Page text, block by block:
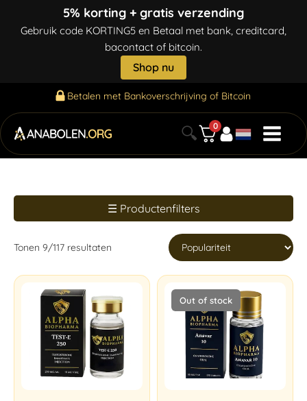
5% korting + gratis verzending
Gebruik code KORTING5 en Betaal met bank, creditcard,
bacontact of bitcoin.
Shop nu
Betalen met Bankoverschrijving of Bitcoin
🔍 0
☰ Productenfilters
Tonen 9/117 resultaten
Out of stock